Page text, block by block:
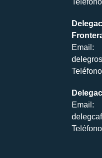
Email:
Email: